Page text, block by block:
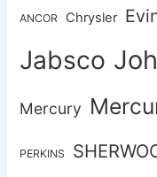
ANCOR Chrysler
Jabsco
Mercury
PERKINS